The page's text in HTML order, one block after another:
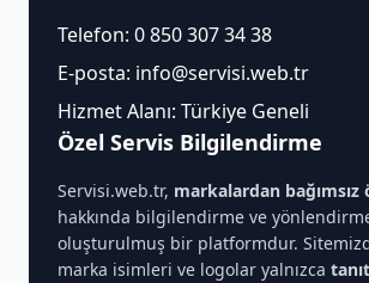
Telefon: 0 850 307 34 38
E-posta: info@servisi.web.tr
Hizmet Alanı: Türkiye Geneli
Özel Servis Bilgilendirme
Servisi.web.tr, markalardan bağımsız
hakkında bilgilendirme ve
oluşturulmuş bir platformdur.
marka isimleri ve logolar yalnızca